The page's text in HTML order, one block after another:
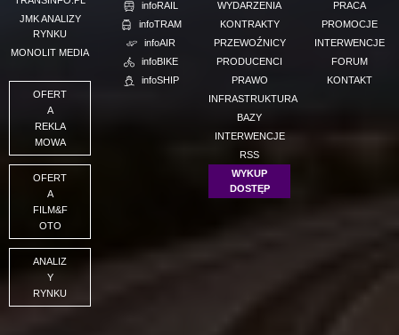
JMK ANALIZY
RYNKU
MONOLIT MEDIA
OFERT
A
REKLA
MOWA
OFERT
A
FILM&F
OTO
ANALIZ
Y
RYNKU
infoRAIL
infoTRAM
infoAIR
infoBIKE
infoSHIP
WYDARZENIA
KONTRAKTY
PRZEWOŹNICY
PRODUCENCI
PRAWO
INFRASTRUKTURA
BAZY
INTERWENCJE
RSS
WYKUP
DOSTĘP
PRACA
PROMOCJE
INTERWENCJE
FORUM
KONTAKT